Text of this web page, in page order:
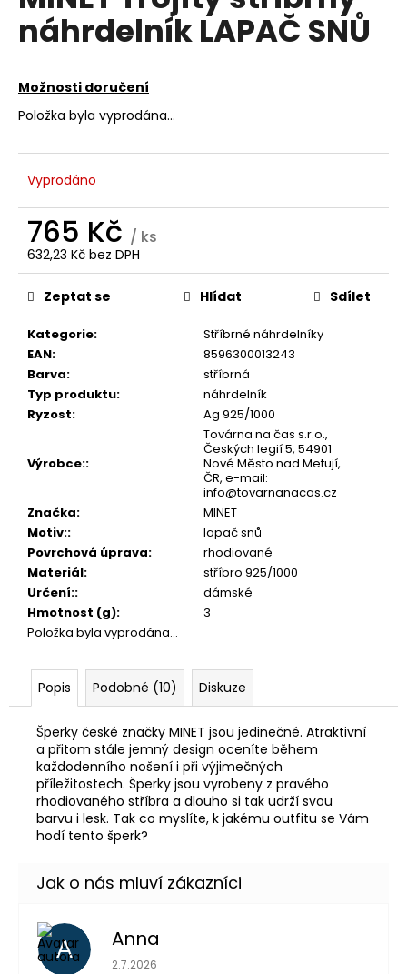
náhrdelník LAPAČ SNŮ
Možnosti doručení
Položka byla vyprodána…
Vyprodáno
765 Kč / ks
632,23 Kč bez DPH
Měrná
cena:
Kategorie:
Stříbrné náhrdelníky
EAN:
8596300013243
Barva:
stříbrná
Typ produktu:
náhrdelník
Ryzost: Ag 925/1000
Výrobce::
Továrna na čas s.r.o.,
Českých legií 5, 54901
Nové Město nad Metují,
ČR, e-mail:
info@tovarnanacas.cz
Značka:
MINET
Motiv::
lapač snů
Povrchová úprava:
rhodiované
Materiál:
stříbro 925/1000
Určení::
dámské
Hmotnost (g):
3
Položka byla vyprodána…
Zeptat se Hlídat Sdílet
Popis Podobné (10) Diskuze
Šperky české značky MINET jsou jedinečné. Atraktivní
a přitom stále jemný design oceníte během
každodenního nošení i při výjimečných
příležitostech. Šperky jsou vyrobeny z pravého
rhodiovaného stříbra a dlouho si tak udrží svou
barvu i lesk. Tak co myslíte, k jakému outfitu se Vám
hodí tento šperk?
A Anna
Hodnocení obchodu je 5 z 5 hvězdiček.
2.7.2026
a
j
t
?
HLEDAT
D
p
o
u
č
e
e